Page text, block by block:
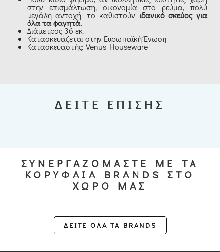
στην επισμάλτωση, οικονομία στο ρεύμα, πολύ
μεγάλη αντοχή, το καθιστούν ιδανικό σκεύος για
όλα τα φαγητά.
Διάμετρος 36 εκ.
Κατασκευάζεται στην Ευρωπαϊκή Ένωση
Κατασκευαστής: Venus Houseware
ΔΕΙΤΕ ΕΠΙΣΗΣ
ΣΥΝΕΡΓΑΖΟΜΑΣΤΕ ΜΕ ΤΑ
ΚΟΡΥΦΑΙΑ BRANDS ΣΤΟ
ΧΩΡΟ ΜΑΣ
ΔΕΙΤΕ ΟΛΑ ΤΑ BRANDS